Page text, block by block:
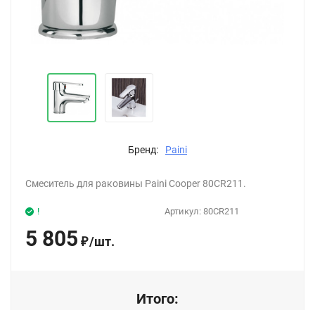
Бренд: Paini
Смеситель для раковины Paini Cooper 80CR211.
Артикул: 80CR211
!
5 805 ₽/шт.
Итого: